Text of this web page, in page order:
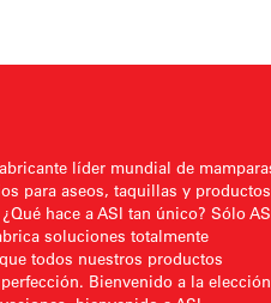
líder mundial de
para aseos, taquillas y productos
hace a ASI tan único? Sólo
soluciones totalmente
todos nuestros productos
Bienvenido a la